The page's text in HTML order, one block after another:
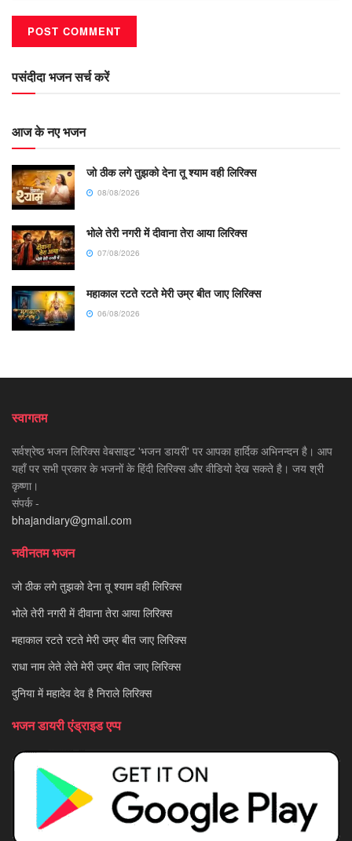
पसंदीदा भजन सर्च करें
आज के नए भजन
जो ठीक लगे तुझको देना तू श्याम वही लिरिक्स
08/08/2026
भोले तेरी नगरी में दीवाना तेरा आया लिरिक्स
07/08/2026
महाकाल रटते रटते मेरी उम्र बीत जाए लिरिक्स
06/08/2026
स्वागतम
सर्वश्रेष्ठ भजन लिरिक्स वेबसाइट 'भजन डायरी' पर आपका हार्दिक अभिनन्दन है। आप
यहाँ पर सभी प्रकार के भजनों के हिंदी लिरिक्स और वीडियो देख सकते है। जय श्री
कृष्णा।
संपर्क -
bhajandiary@gmail.com
नवीनतम भजन
जो ठीक लगे तुझको देना तू श्याम वही लिरिक्स
भोले तेरी नगरी में दीवाना तेरा आया लिरिक्स
महाकाल रटते रटते मेरी उम्र बीत जाए लिरिक्स
राधा नाम लेते लेते मेरी उम्र बीत जाए लिरिक्स
दुनिया में महादेव देव है निराले लिरिक्स
भजन डायरी एंड्राइड एप्प